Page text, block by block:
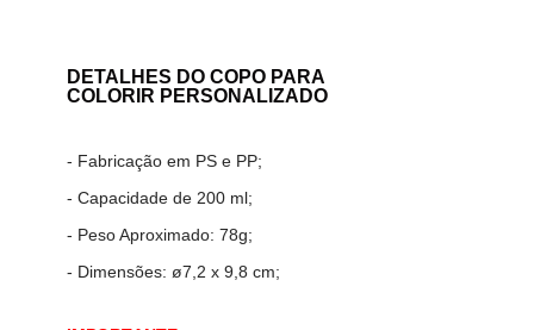
DETALHES DO COPO PARA
COLORIR PERSONALIZADO
- Fabricação em PS e PP;
- Capacidade de 200 ml;
- Peso Aproximado: 78g;
- Dimensões: ø7,2 x 9,8 cm;